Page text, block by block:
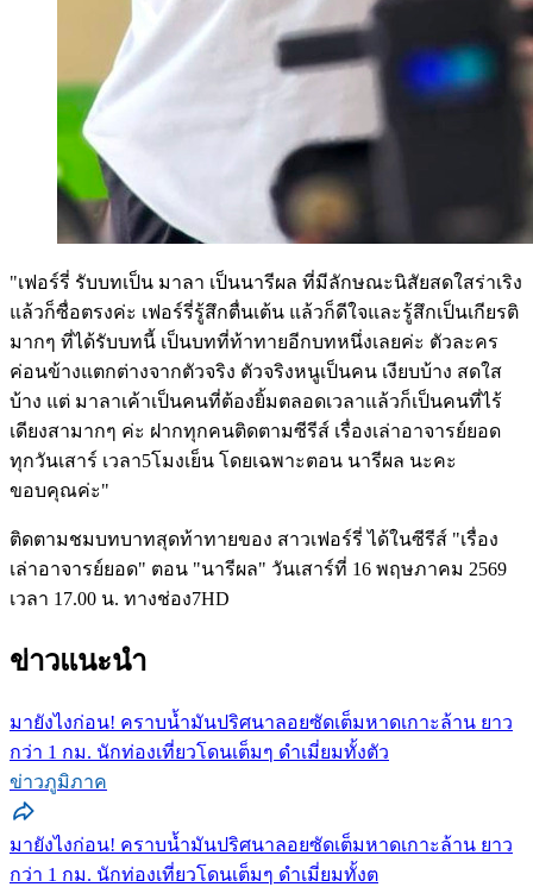
"เฟอร์รี่ รับบทเป็น มาลา เป็นนารีผล ที่มีลักษณะนิสัยสดใสร่าเริง
แล้วก็ซื่อตรงค่ะ เฟอร์รี่รู้สึกตื่นเต้น แล้วก็ดีใจและรู้สึกเป็นเกียรติ
มากๆ ที่ได้รับบทนี้ เป็นบทที่ท้าทายอีกบทหนึ่งเลยค่ะ ตัวละคร
ค่อนข้างแตกต่างจากตัวจริง ตัวจริงหนูเป็นคน เงียบบ้าง สดใส
บ้าง แต่ มาลาเค้าเป็นคนที่ต้องยิ้มตลอดเวลาแล้วก็เป็นคนที่ไร้
เดียงสามากๆ ค่ะ ฝากทุกคนติดตามซีรีส์ เรื่องเล่าอาจารย์ยอด
ทุกวันเสาร์ เวลา5โมงเย็น โดยเฉพาะตอน นารีผล นะคะ
ขอบคุณค่ะ"
ติดตามชมบทบาทสุดท้าทายของ สาวเฟอร์รี่ ได้ในซีรีส์ "เรื่อง
เล่าอาจารย์ยอด" ตอน "นารีผล" วันเสาร์ที่ 16 พฤษภาคม 2569
เวลา 17.00 น. ทางช่อง7HD
ข่าวแนะนำ
มายังไงก่อน! คราบน้ำมันปริศนาลอยซัดเต็มหาดเกาะล้าน ยาว
กว่า 1 กม. นักท่องเที่ยวโดนเต็มๆ ดำเมี่ยมทั้งตัว
ข่าวภูมิภาค
มายังไงก่อน! คราบน้ำมันปริศนาลอยซัดเต็มหาดเกาะล้าน ยาว
กว่า 1 กม. นักท่องเที่ยวโดนเต็มๆ ดำเมี่ยมทั้งต